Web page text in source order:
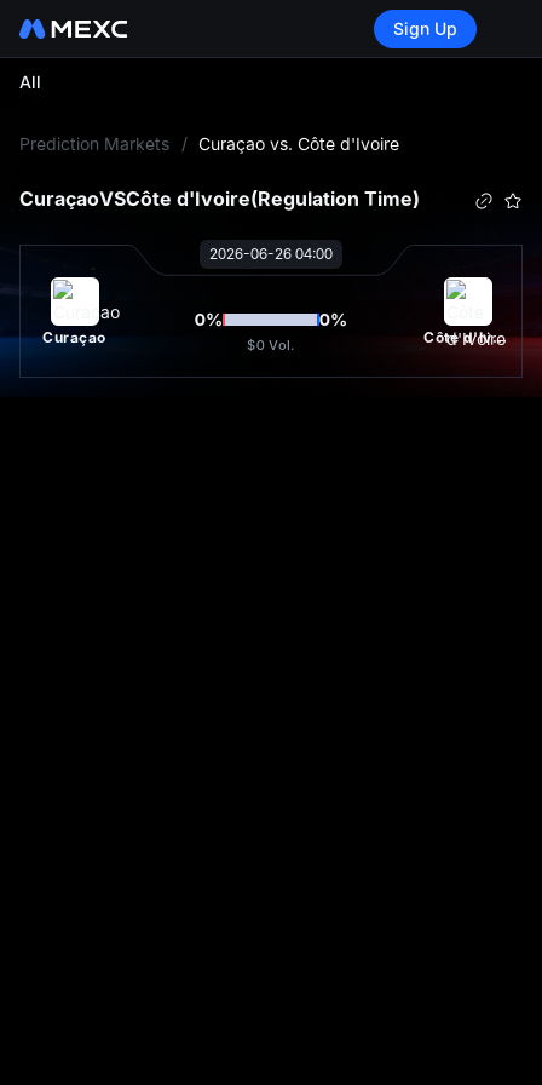
Sign Up
All
Prediction Markets / Curaçao vs. Côte d'Ivoire
CuraçaoVSCôte d'Ivoire(Regulation Time)
2026-06-26 04:00
Curaçao
0% 0%
$0 Vol. Côte d'Ivoire